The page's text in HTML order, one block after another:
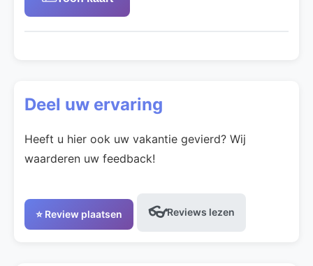
Deel uw ervaring
Heeft u hier ook uw vakantie gevierd? Wij
waarderen uw feedback!
⭐ Review plaatsen 👓Reviews lezen